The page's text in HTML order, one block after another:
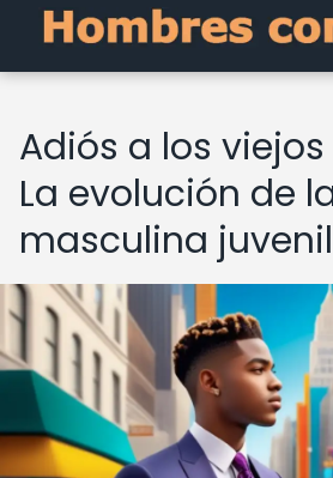
Adiós a los
La evolución de
masculina juvenil